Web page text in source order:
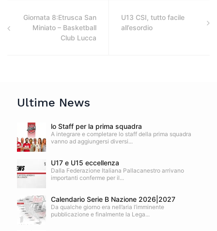
Giornata 8:Etrusca San
Miniato – Basketball
Club Lucca
U13 CSI, tutto facile
all’esordio
Ultime News
lo Staff per la prima squadra
A integrare e completare lo staff della prima squadra
vanno ad aggiungersi diversi...
U17 e U15 eccellenza
Dalla Federazione Italiana Pallacanestro arrivano
importanti conferme per il...
Calendario Serie B Nazione 2026|2027
Da qualche giorno era nell’aria l’imminente
pubblicazione e finalmente la Lega...